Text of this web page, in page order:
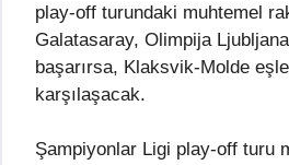
play-off turundaki muhtemel
Galatasaray, Olimpija
başarırsa, Klaksvik-Molde
karşılaşacak.
Şampiyonlar Ligi play-off turu